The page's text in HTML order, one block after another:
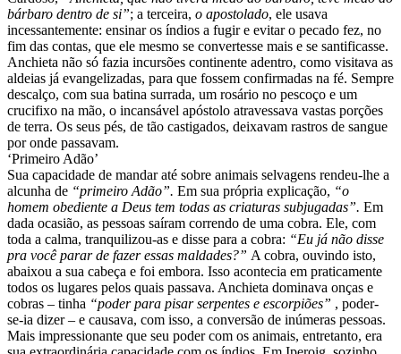
bárbaro dentro de si”; a terceira, o apostolado, ele usava
incessantemente: ensinar os índios a fugir e evitar o pecado fez, no
fim das contas, que ele mesmo se convertesse mais e se santificasse.
Anchieta não só fazia incursões continente adentro, como visitava as
aldeias já evangelizadas, para que fossem confirmadas na fé. Sempre
descalço, com sua batina surrada, um rosário no pescoço e um
crucifixo na mão, o incansável apóstolo atravessava vastas porções
de terra. Os seus pés, de tão castigados, deixavam rastros de sangue
por onde passavam.
‘Primeiro Adão’
Sua capacidade de mandar até sobre animais selvagens rendeu-lhe a
alcunha de “primeiro Adão”. Em sua própria explicação, “o
homem obediente a Deus tem todas as criaturas subjugadas”. Em
dada ocasião, as pessoas saíram correndo de uma cobra. Ele, com
toda a calma, tranquilizou-as e disse para a cobra: “Eu já não disse
pra você parar de fazer essas maldades?” A cobra, ouvindo isto,
abaixou a sua cabeça e foi embora. Isso acontecia em praticamente
todos os lugares pelos quais passava. Anchieta dominava onças e
cobras – tinha “poder para pisar serpentes e escorpiões” , poder-
se-ia dizer – e causava, com isso, a conversão de inúmeras pessoas.
Mais impressionante que seu poder com os animais, entretanto, era